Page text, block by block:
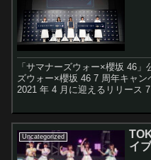
「サマナーズウォー×櫻坂 46
ズウォー×櫻坂 46 7 周年キャン
2021 年 4 月に迎えるリリース
Uncategorized
イ